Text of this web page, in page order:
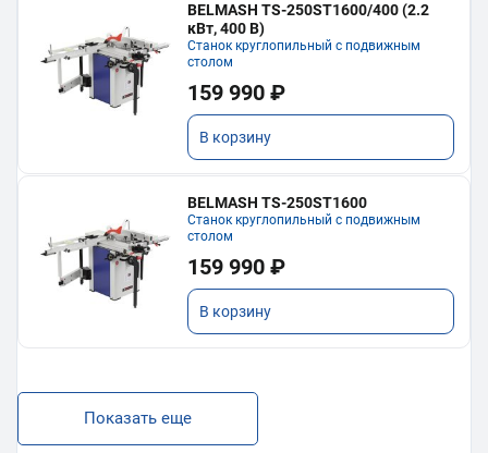
BELMASH TS-250ST1600/400 (2.2
кВт, 400 В)
Станок круглопильный с подвижным
столом
159 990 ₽
В корзину
BELMASH TS-250ST1600
Станок круглопильный с подвижным
столом
159 990 ₽
В корзину
Показать еще